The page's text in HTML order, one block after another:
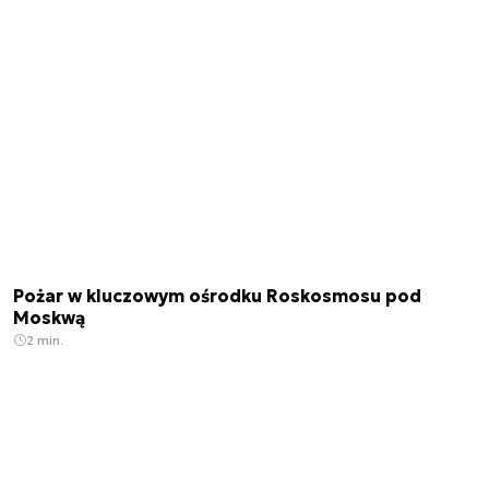
Pożar w kluczowym ośrodku Roskosmosu pod
Moskwą
2 min.